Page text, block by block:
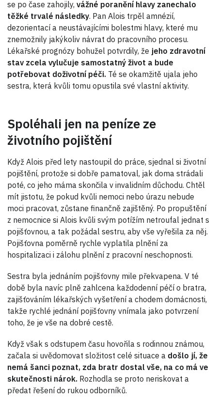
se po čase zahojily, vážné poranění hlavy zanechalo
těžké trvalé následky. Pan Alois trpěl amnézií,
dezorientací a neustávajícími bolestmi hlavy, které mu
znemožnily jakýkoliv návrat do pracovního procesu.
Lékařské prognózy bohužel potvrdily, že jeho zdravotní
stav zcela vylučuje samostatný život a bude
potřebovat doživotní péči. Té se okamžitě ujala jeho
sestra, která kvůli tomu opustila své vlastní aktivity.
Spoléhali jen na peníze ze
životního pojištění
Když Alois před lety nastoupil do práce, sjednal si životní
pojištění, protože si dobře pamatoval, jak doma strádali
poté, co jeho máma skončila v invalidním důchodu. Chtěl
mít jistotu, že pokud kvůli nemoci nebo úrazu nebude
moci pracovat, zůstane finančně zajištěný. Po propuštění
z nemocnice si Alois kvůli svým potížím netroufal jednat s
pojišťovnou, a tak požádal sestru, aby vše vyřešila za něj.
Pojišťovna poměrně rychle vyplatila plnění za
hospitalizaci i zálohu plnění z pracovní neschopnosti.
Sestra byla jednáním pojišťovny mile překvapena. V té
době byla navíc plně zahlcena každodenní péčí o bratra,
zajišťováním lékařských vyšetření a chodem domácnosti,
takže rychlé jednání pojišťovny vnímala jako potvrzení
toho, že je vše na dobré cestě.
Když však s odstupem času hovořila s rodinnou známou,
začala si uvědomovat složitost celé situace a došlo jí, že
nemá šanci poznat, zda bratr dostal vše, na co má ve
skutečnosti nárok. Rozhodla se proto neriskovat a
předat řešení do rukou odborníků.